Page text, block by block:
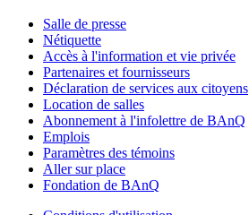
Salle de presse
Nétiquette
Accès à l'information et vie privée
Partenaires et fournisseurs
Déclaration de services aux citoyens
Location de salles
Abonnement à l'infolettre de BAnQ
Emplois
Paramètres des témoins
Aller sur place
Fondation de BAnQ